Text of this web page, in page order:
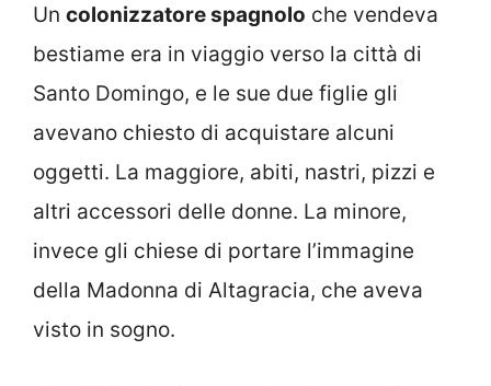
Un colonizzatore spagnolo che vendeva
bestiame era in viaggio verso la città di
Santo Domingo, e le sue due figlie gli
avevano chiesto di acquistare alcuni
oggetti. La maggiore, abiti, nastri, pizzi e
altri accessori delle donne. La minore,
invece gli chiese di portare l’immagine
della Madonna di Altagracia, che aveva
visto in sogno.